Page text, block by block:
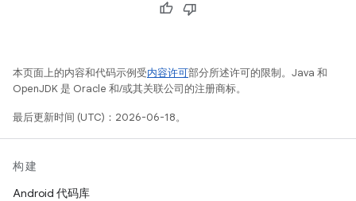
本页面上的内容和代码示例受内容许可部分所述许可的限制。Java 和
OpenJDK 是 Oracle 和/或其关联公司的注册商标。
最后更新时间 (UTC)：2026-06-18。
构建
Android 代码库